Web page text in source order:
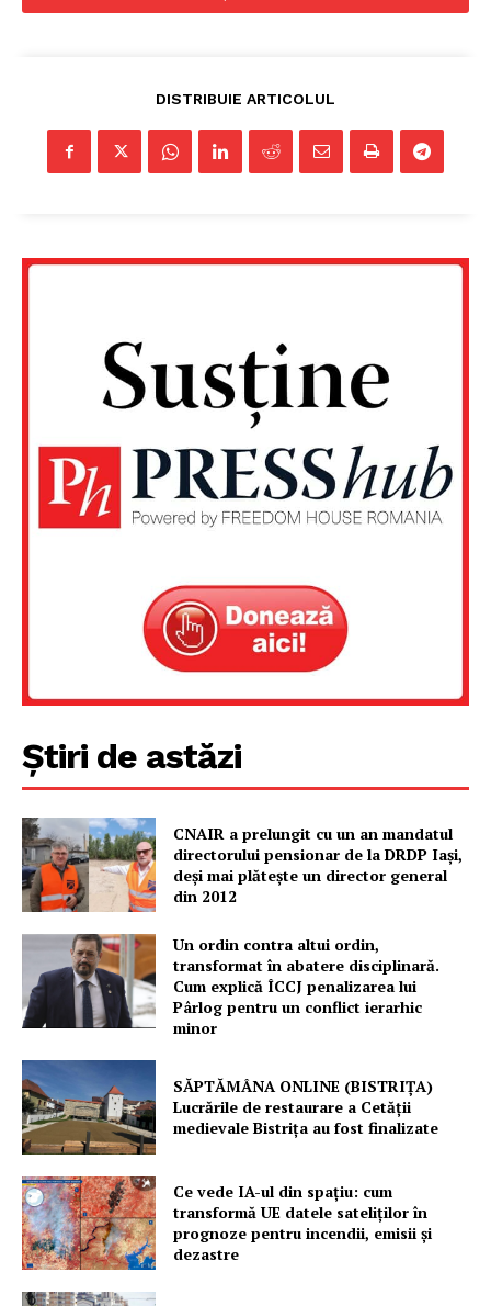
Un proiect
FREEDOM HOUSE ROMÂNIA
Despre noi / Echipa
Rețea
Contact
DISTRIBUIE ARTICOLUL
Știri de astăzi
CNAIR a prelungit cu un an mandatul
directorului pensionar de la DRDP Iași,
deși mai plătește un director general
din 2012
Un ordin contra altui ordin,
transformat în abatere disciplinară.
Cum explică ÎCCJ penalizarea lui
Pârlog pentru un conflict ierarhic
minor
SĂPTĂMÂNA ONLINE (BISTRIȚA)
Lucrările de restaurare a Cetăţii
medievale Bistriţa au fost finalizate
Ce vede IA-ul din spațiu: cum
transformă UE datele sateliților în
prognoze pentru incendii, emisii și
dezastre